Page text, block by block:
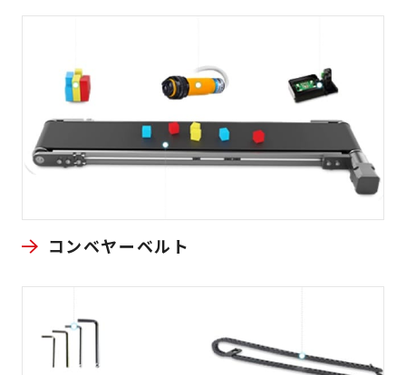
コンベヤーベルト